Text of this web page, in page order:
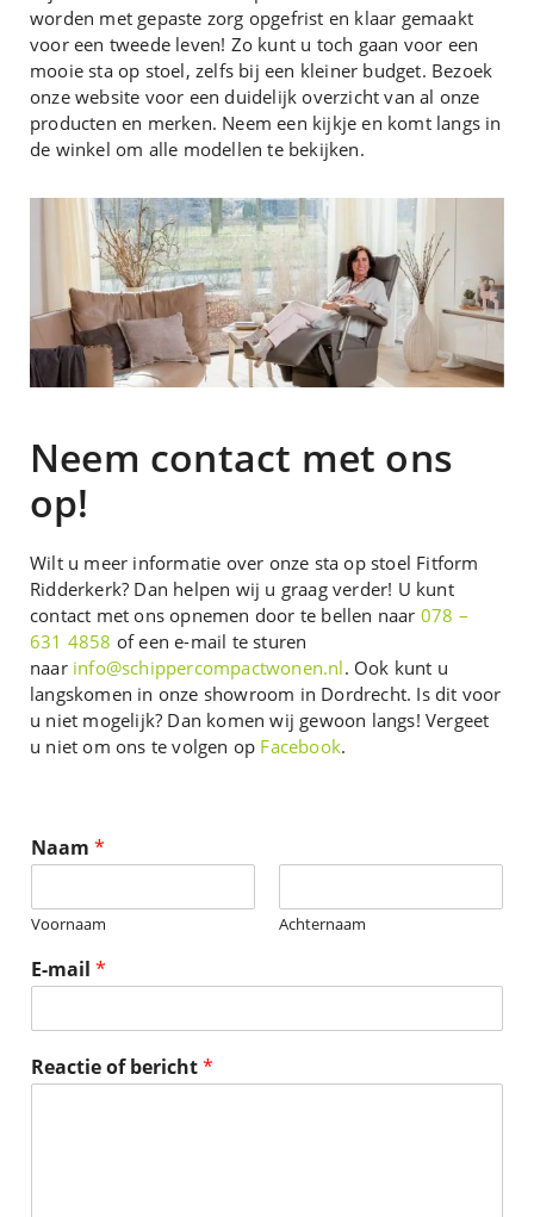
worden met gepaste zorg opgefrist en klaar gemaakt
voor een tweede leven! Zo kunt u toch gaan voor een
mooie sta op stoel, zelfs bij een kleiner budget. Bezoek
onze website voor een duidelijk overzicht van al onze
producten en merken. Neem een kijkje en komt langs in
de winkel om alle modellen te bekijken.
Neem contact met ons
op!
Wilt u meer informatie over onze sta op stoel Fitform
Ridderkerk? Dan helpen wij u graag verder! U kunt
contact met ons opnemen door te bellen naar 078 –
631 4858 of een e-mail te sturen
naar info@schippercompactwonen.nl. Ook kunt u
langskomen in onze showroom in Dordrecht. Is dit voor
u niet mogelijk? Dan komen wij gewoon langs! Vergeet
u niet om ons te volgen op Facebook.
Naam *
Voornaam Achternaam
E-mail *
Reactie of bericht*